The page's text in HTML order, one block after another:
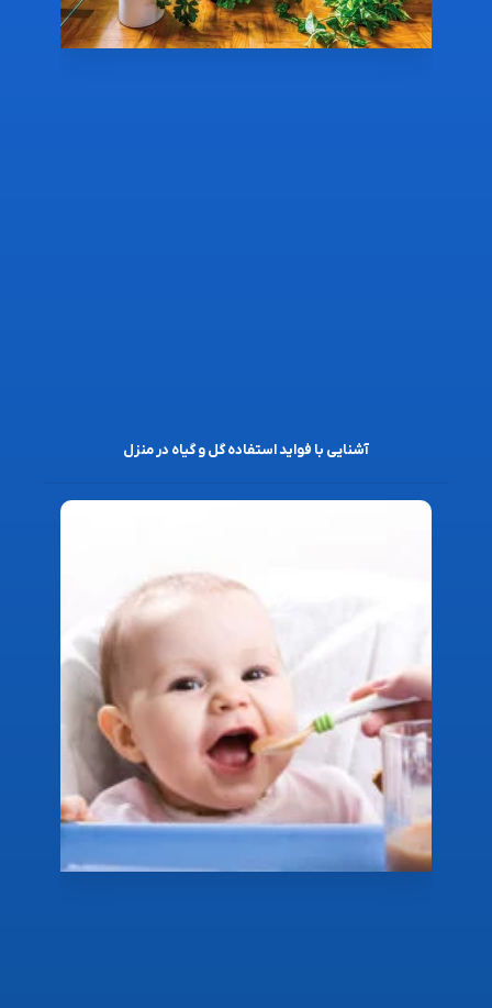
آشنایی با فواید استفاده گل و گیاه در منزل